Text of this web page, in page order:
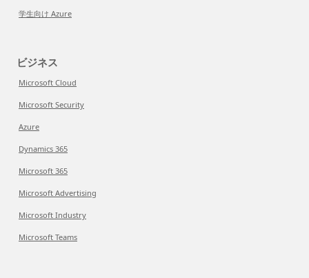
学生向け Azure
ビジネス
Microsoft Cloud
Microsoft Security
Azure
Dynamics 365
Microsoft 365
Microsoft Advertising
Microsoft Industry
Microsoft Teams